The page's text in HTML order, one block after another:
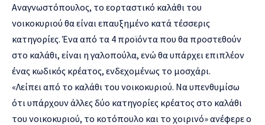
Αναγνωστόπουλος, το εορταστικό καλάθι του
νοικοκυριού θα είναι επαυξημένο κατά τέσσερις
κατηγορίες. Ένα από τα 4 προϊόντα που θα προστεθούν
στο καλάθι, είναι η γαλοπούλα, ενώ θα υπάρχει επιπλέον
ένας κωδικός κρέατος, ενδεχομένως το μοσχάρι.
«Λείπει από το καλάθι του νοικοκυριού. Να υπενθυμίσω
ότι υπάρχουν άλλες δύο κατηγορίες κρέατος στο καλάθι
του νοικοκυριού, το κοτόπουλο και το χοιρινό» ανέφερε ο